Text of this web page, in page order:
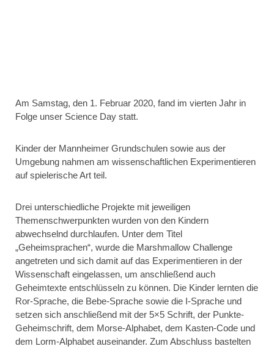
Am Samstag, den 1. Februar 2020, fand im vierten Jahr in
Folge unser Science Day statt.
Kinder der Mannheimer Grundschulen sowie aus der
Umgebung nahmen am wissenschaftlichen Experimentieren
auf spielerische Art teil.
Drei unterschiedliche Projekte mit jeweiligen
Themenschwerpunkten wurden von den Kindern
abwechselnd durchlaufen. Unter dem Titel
„Geheimsprachen“, wurde die Marshmallow Challenge
angetreten und sich damit auf das Experimentieren in der
Wissenschaft eingelassen, um anschließend auch
Geheimtexte entschlüsseln zu können. Die Kinder lernten die
Ror-Sprache, die Bebe-Sprache sowie die I-Sprache und
setzen sich anschließend mit der 5×5 Schrift, der Punkte-
Geheimschrift, dem Morse-Alphabet, dem Kasten-Code und
dem Lorm-Alphabet auseinander. Zum Abschluss bastelten